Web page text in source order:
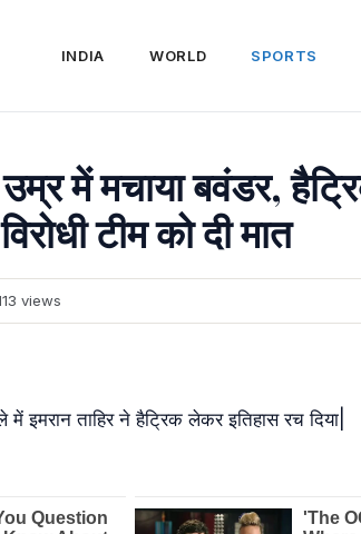
INDIA WORLD SPORTS
उम्र में मचाया बवंडर,
टीम को दी मात
13 views
ताहिर ने हैट्रिक लेकर इतिहास रच दिया|